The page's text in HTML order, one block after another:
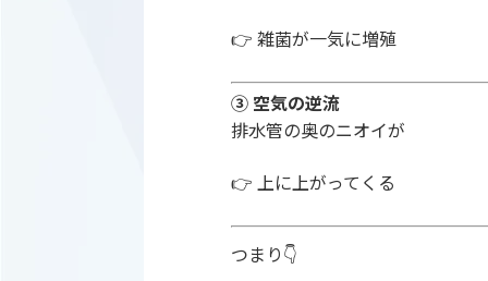
👉 雑菌が一気に増殖
③ 空気の逆流
排水管の奥のニオイが
👉 上に上がってくる
つまり👇